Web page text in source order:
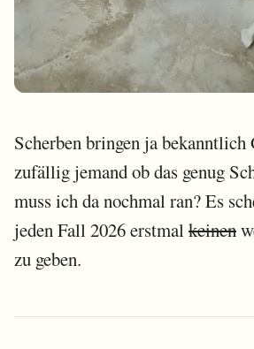
Scherben bringen ja
zufällig jemand ob das genug
muss ich da nochmal ran? Es
jeden Fall 2026 erstmalkeinen
zu geben.